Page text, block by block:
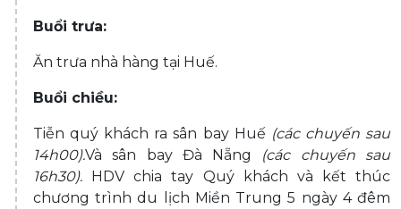
Buổi trưa:
Ăn trưa nhà hàng tại Huế.
Buổi chiều:
Tiễn quý khách ra sân bay Huế (các chuyến sau
14h00).Và sân bay Đà Nẵng (các chuyến sau
16h30). HDV chia tay Quý khách và kết thúc
chương trình du lịch Miền Trung 5 ngày 4 đêm